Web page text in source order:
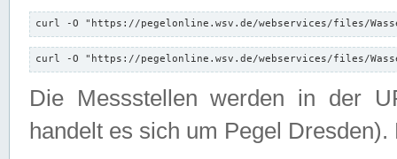
curl -O "https://pegelonline.wsv.de/webservices/files/
curl -O "https://pegelonline.wsv.de/webservices/files/
Die Messstellen werden in der
handelt es sich um Pegel